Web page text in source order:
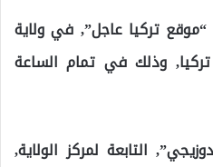
تركيا عاجل”, في ولاية
وذلك في تمام الساعة
التابعة لمركز الولاية,